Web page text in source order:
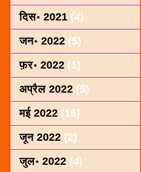
दिस॰ 2021 (4)
जन॰ 2022 (5)
फ़र॰ 2022 (1)
अप्रैल 2022 (5)
मई 2022 (16)
जून 2022 (2)
जुल॰ 2022 (4)